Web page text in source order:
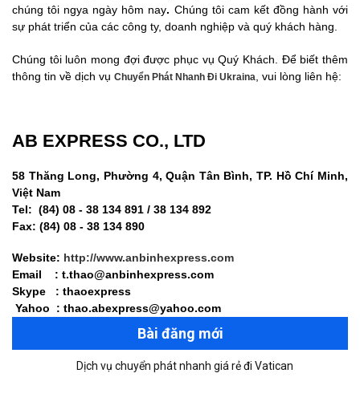
chúng tôi ngya ngày hôm nay. Chúng tôi cam kết đồng hành với
sự phát triển của các công ty, doanh nghiệp và quý khách hàng.
Chúng tôi luôn mong đợi được phục vụ Quý Khách. Để biết thêm
thông tin về dịch vụ Chuyển Phát Nhanh Đi Ukraina , vui lòng liên hệ:
AB EXPRESS CO., LTD
58 Thăng Long, Phường 4, Quận Tân Bình, TP. Hồ Chí Minh,
Việt Nam
Tel: (84) 08 - 38 134 891 / 38 134 892
Fax: (84) 08 - 38 134 890
Website: http://www.anbinhexpress.com
Email : t.thao@anbinhexpress.com
Skype : thaoexpress
Yahoo : thao.abexpress@yahoo.com
Bài đăng mới
Dịch vụ chuyển phát nhanh giá rẻ đi Vatican